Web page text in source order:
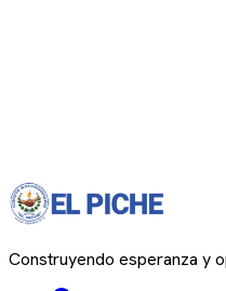
Construyendo esperanza y